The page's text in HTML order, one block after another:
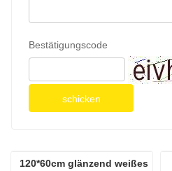
Bestätigungscode
schicken
120*60cm glänzend weißes